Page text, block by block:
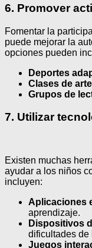
6. Promover
Fomentar la
puede mejorar la
opciones pueden
Deportes
Clases de arte
Grupos de
7. Utilizar
Existen muchas
ayudar a los niños
incluyen:
Aplicaciones
aprendizaje.
Dispositivos
dificultades de
Juegos